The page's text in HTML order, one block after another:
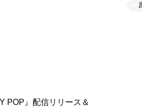
POP』配信リリース＆